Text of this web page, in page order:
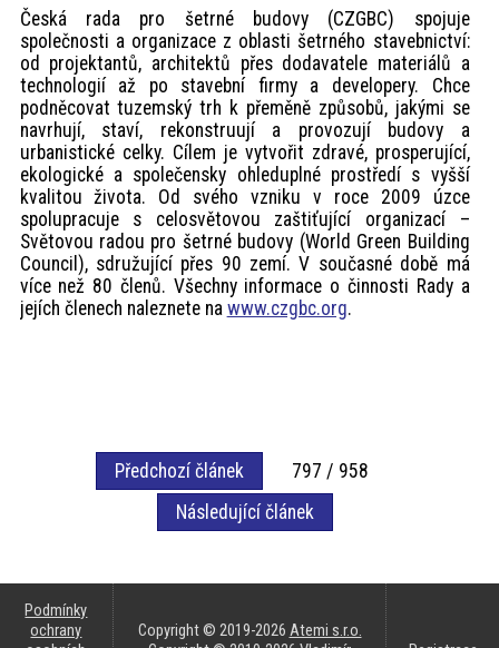
Česká rada pro šetrné budovy (CZGBC) spojuje
společnosti a organizace z oblasti šetrného stavebnictví:
od projektantů, architektů přes dodavatele materiálů a
technologií až po stavební firmy a developery. Chce
podněcovat tuzemský trh k přeměně způsobů, jakými se
navrhují, staví, rekonstruují a provozují budovy a
urbanistické celky. Cílem je vytvořit zdravé, prosperující,
ekologické a společensky ohleduplné prostředí s vyšší
kvalitou života. Od svého vzniku v roce 2009 úzce
spolupracuje s celosvětovou zaštiťující organizací –
Světovou radou pro šetrné budovy (World Green Building
Council), sdružující přes 90 zemí. V současné době má
více než 80 členů. Všechny informace o činnosti Rady a
jejích členech naleznete na www.czgbc.org.
Předchozí článek
797 / 958
Následující článek
Podmínky
ochrany
Copyright © 2019-2026 Atemi s.r.o.